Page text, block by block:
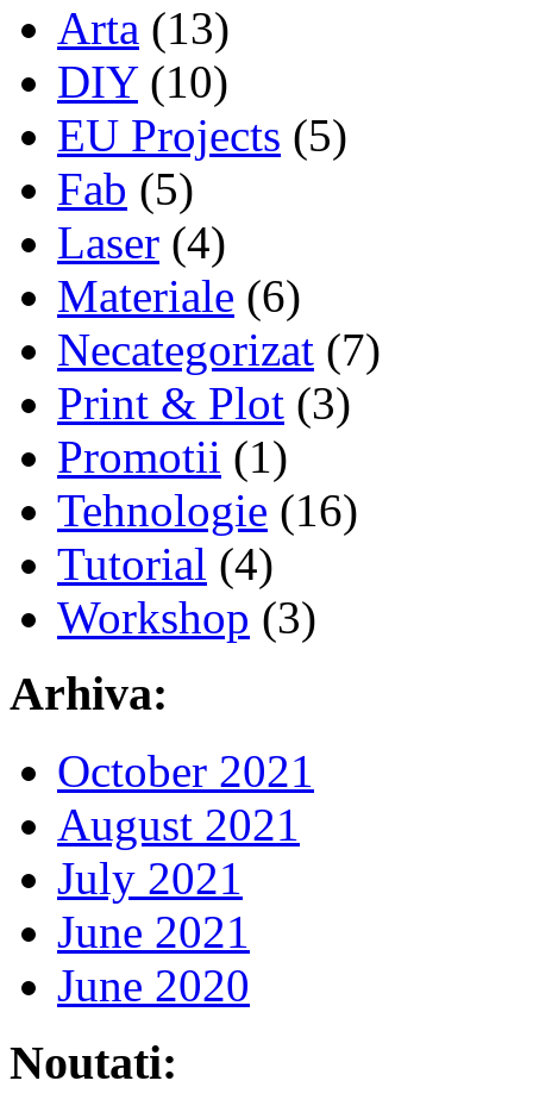
Arta (13)
DIY(10)
EU Projects (5)
Fab (5)
Laser (4)
Materiale (6)
Necategorizat (7)
Print & Plot (3)
Promotii (1)
Tehnologie (16)
Tutorial (4)
Workshop (3)
Arhiva:
October 2021
August 2021
July 2021
June 2021
June 2020
Noutati: